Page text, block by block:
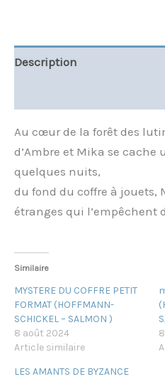
Description
Au cœur de la forêt des
d’Ambre et Mika se cache
quelques nuits,
du fond du coffre à jouets,
étranges qui l’empêchent
Similaire
MYSTERE DU COFFRE PETIT
FORMAT (HOFFMANN-
SCHICKEL – SALMON )
8 août 2024
Article similaire
LES AMANTS DE BYZANCE